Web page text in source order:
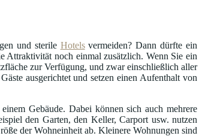
und sterile Hotelsvermeiden? Dann dürfte ein
Attraktivität noch einmal zusätzlich. Wenn Sie ein
zur Verfügung, und zwar einschließlich aller
ausgerichtet und setzen einen Aufenthalt von
Gebäude. Dabei können sich auch mehrere
den Garten, den Keller, Carport usw. nutzen
der Wohneinheit ab. Kleinere Wohnungen sind